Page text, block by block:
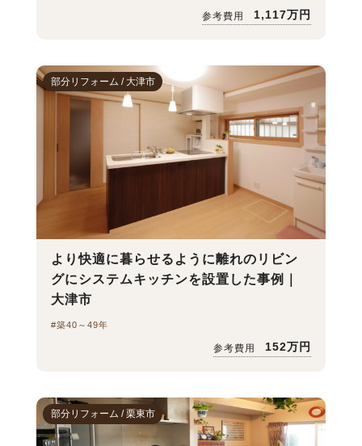
参考費用 1,117万円
部分リフォーム / 大津市
より快適に暮らせるように離れのリビン
グにシステムキッチンを設置した事例｜
大津市
#築40～49年
参考費用 152万円
部分リフォーム / 栗東市